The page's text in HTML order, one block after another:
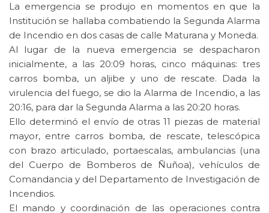
La emergencia se produjo en momentos en que la
Institución se hallaba combatiendo la Segunda Alarma
de Incendio en dos casas de calle Maturana y Moneda.
Al lugar de la nueva emergencia se despacharon
inicialmente, a las 20:09 horas, cinco máquinas: tres
carros bomba, un aljibe y uno de rescate. Dada la
virulencia del fuego, se dio la Alarma de Incendio, a las
20:16, para dar la Segunda Alarma a las 20:20 horas.
Ello determinó el envío de otras 11 piezas de material
mayor, entre carros bomba, de rescate, telescópica
con brazo articulado, portaescalas, ambulancias (una
del Cuerpo de Bomberos de Ñuñoa), vehículos de
Comandancia y del Departamento de Investigación de
Incendios.
El mando y coordinación de las operaciones contra